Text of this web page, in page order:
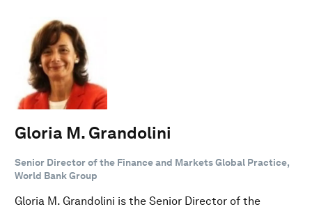
Gloria M. Grandolini
Senior Director of the Finance and Markets Global Practice,
World Bank Group
Gloria M. Grandolini is the Senior Director of the